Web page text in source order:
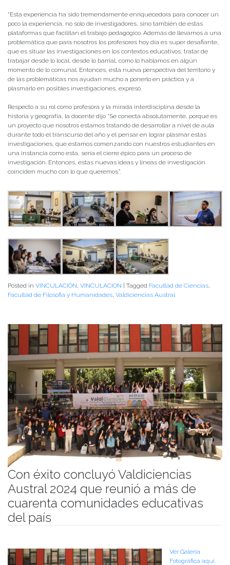
“Esta experiencia ha sido tremendamente enriquecedora para conocer un
poco la experiencia, no solo de investigadores, sino también de estas
plataformas que facilitan el trabajo pedagógico. Además de llevarnos a una
problemática que para nosotros los profesores hoy día es super desafiante,
que es situar las investigaciones en los contextos educativos, tratar de
trabajar desde lo local, desde lo barrial, como lo hablamos en algún
momento de lo comunal. Entonces, esta nueva perspectiva del territorio y
de las problemáticas nos ayudan mucho a ponerlo en práctica y a
plasmarlo en posibles investigaciones, expresó.
Respecto a su rol como profesora y la mirada interdisciplina desde la
historia y geografía, la docente dijo “Se conecta absolutamente, porque es
un proyecto que nosotros estamos tratando de desarrollar a nivel de aula
durante todo el transcurso del año y el pensar en lograr plasmar estas
investigaciones, que estamos comenzando con nuestros estudiantes en
una instancia como esta, sería el cierre épico para un proceso de
investigación. Entonces, estas nuevas ideas y líneas de investigación
coinciden mucho con lo que queremos.”.
Posted in VINCULACIÓN, VINCULACION Tagged Facultad de Ciencias,
Facultad de Filosofia y Humanidades, Valdiciencias Austral
Con éxito concluyó Valdiciencias
Austral 2024 que reunió a más de
cuarenta comunidades educativas
del país
Ver Galería
Fotográfica aquí.